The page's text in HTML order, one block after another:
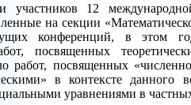
участников 12
на секции
конференций, в этом
посвященных
работ, посвященных
в контексте данного
уравнениями в